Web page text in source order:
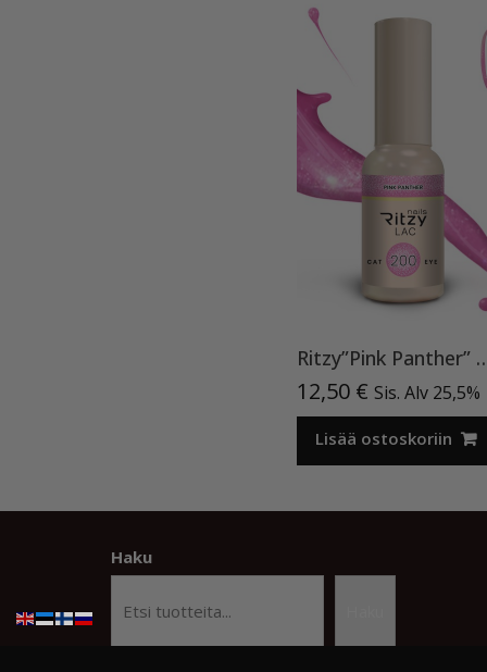
Ritzy”Pink
12,50 € Sis. Alv 25,5%
Lisää ostoskoriin
Haku